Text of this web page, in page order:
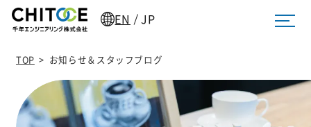
EN /JP
TOP > お知らせ＆スタッフブログ